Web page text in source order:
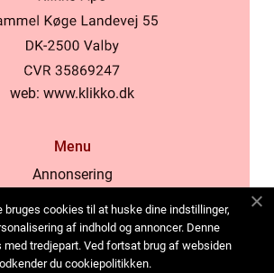
web: www.klikko.dk
Menu
Annonsering
Cookies
Kontakta oss
bruges cookies til at huske dine indstillinger,
af indhold og annoncer. Denne
med tredjepart. Ved fortsat brug af websiden
du cookiepolitikken.